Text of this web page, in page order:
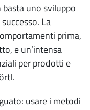
uno sviluppo
La
prima,
e un’intensa
per prodotti e
usare i metodi